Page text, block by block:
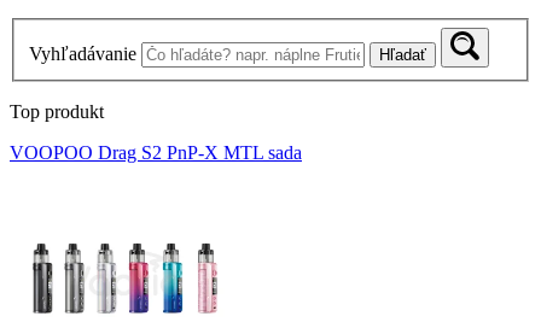
Vyhľadávanie Hľadať
Top produkt
VOOPOO Drag S2 PnP-X MTL sada